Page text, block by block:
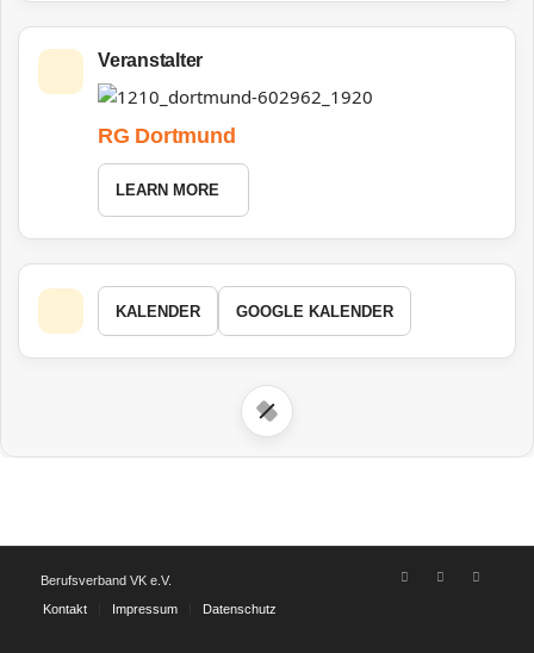
Veranstalter
RG Dortmund
LEARN MORE
KALENDER GOOGLE KALENDER
Berufsverband VK e.V.
Kontakt
Impressum Datenschutz